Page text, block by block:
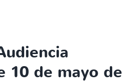
10 de mayo de